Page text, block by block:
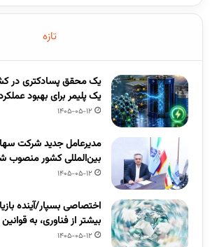
تازه
یک محقق پسادکتری در
یک پلیمر برای بهبود
1405-05-12
مدیرعامل جدید شرکت
بین‌المللی کشور منصوب
1405-05-12
اختصاصی بسپار/آینده
بیشتر از فناوری، به
1405-05-12